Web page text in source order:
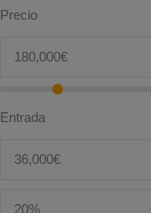
Precio
Entrada